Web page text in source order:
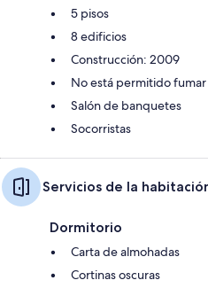
5 pisos
8 edificios
Construcción: 2009
No está permitido fumar
Salón de banquetes
Socorristas
Servicios de la
Dormitorio
Carta de almohadas
Cortinas oscuras